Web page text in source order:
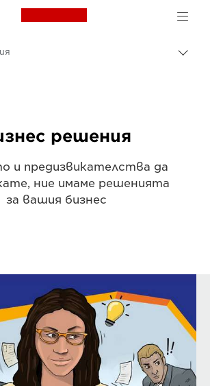
Canon Logo, back to
решения
и предизвикателства да
ние имаме решенията
за вашия бизнес